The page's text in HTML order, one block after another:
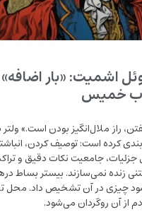
اشمیت: «بار
خمیس
راز ملال‌انگیز بودن است.» ولتر
کرده است: توصیف کردن،
جامعیت نکات دقیق و
زنده نمی‌سازند. بیستر بساط
چیزی در آن تشخیص داد. محل
از آن روگردان می‌شود.